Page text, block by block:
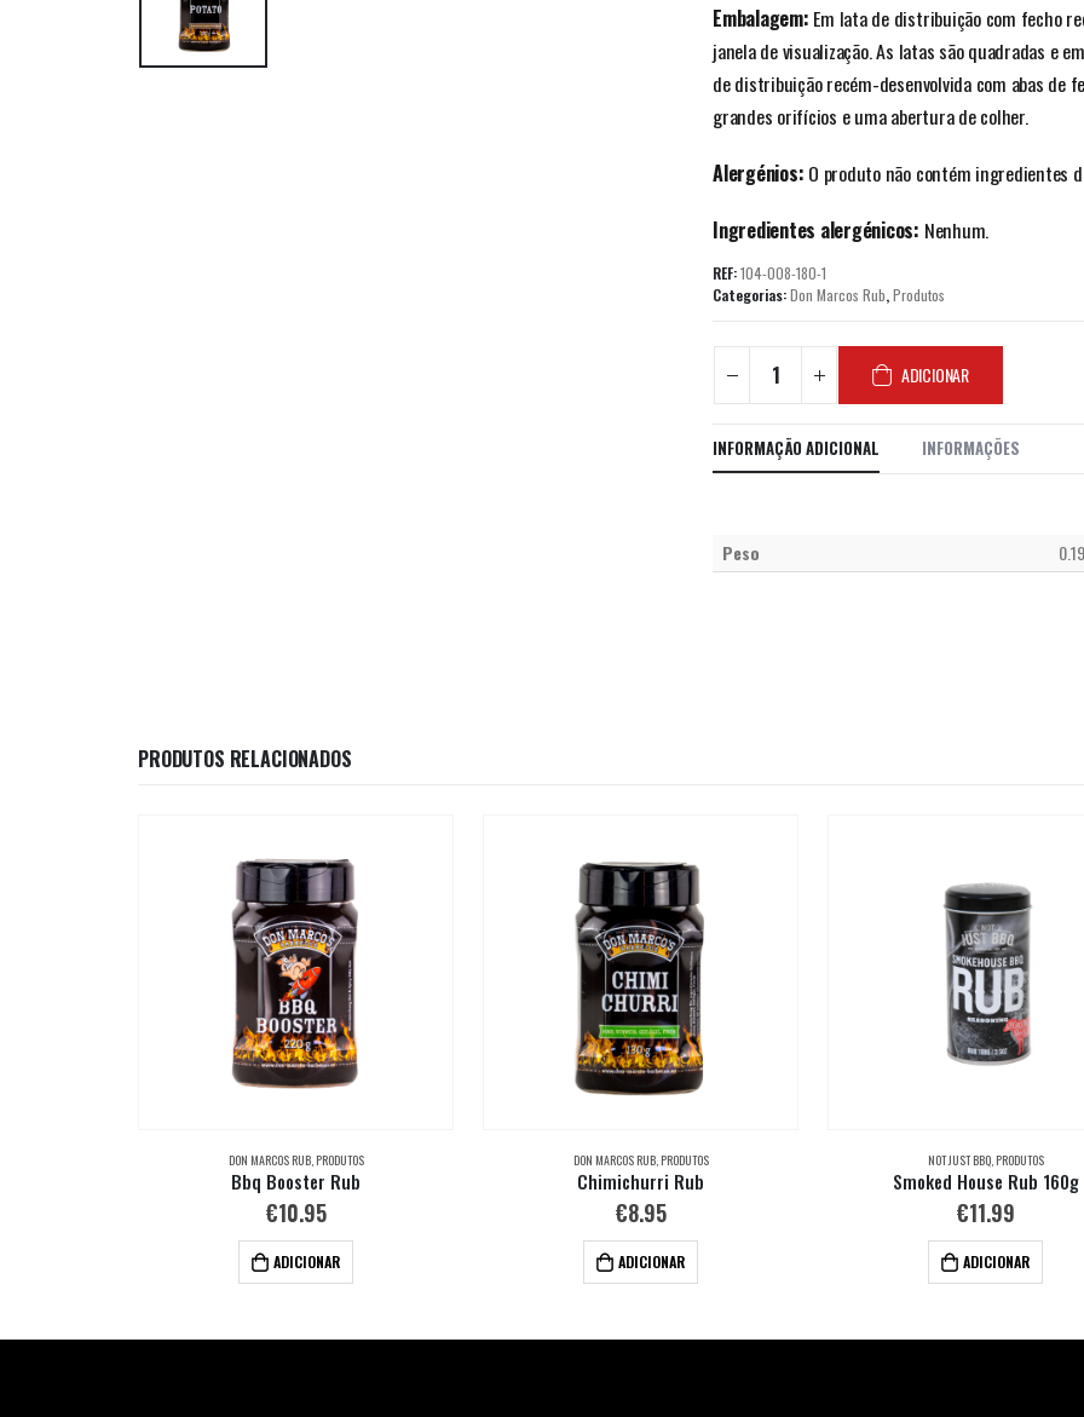
Embalagem: Em lata de distribuição com fecho
janela de visualização. As latas são quadradas e
de distribuição recém-desenvolvida com abas de
grandes orifícios e uma abertura de colher.
Alergénios: O produto não contém ingredientes
Ingredientes alergénicos: Nenhum.
REF:104-008-180-1
Categorias:Don Marcos Rub,Produtos
ADICIONAR
INFORMAÇÃO ADICIONAL INFORMAÇÕES
Peso
PRODUTOS RELACIONADOS
DON MARCOS RUB, PRODUTOS
Bbq Booster Rub
€10.95
ADICIONAR
DON MARCOS RUB, PRODUTOS
Chimichurri Rub
€8.95
ADICIONAR
NOT JUST BBQ, PRODUTOS
Smoked House Rub 160g
€11.99
ADICIONAR